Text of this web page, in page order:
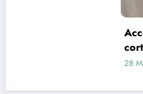
Acconciature sposa